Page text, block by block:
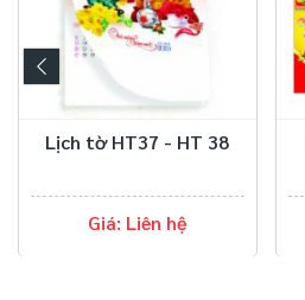
Lịch tờ HT37 - HT 38
Giá: Liên hệ